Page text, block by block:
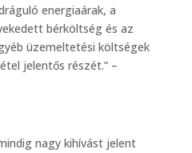
energiaárak, a
bérköltség és az
üzemeltetési költségek
jelentős részét.” –
nagy kihívást jelent